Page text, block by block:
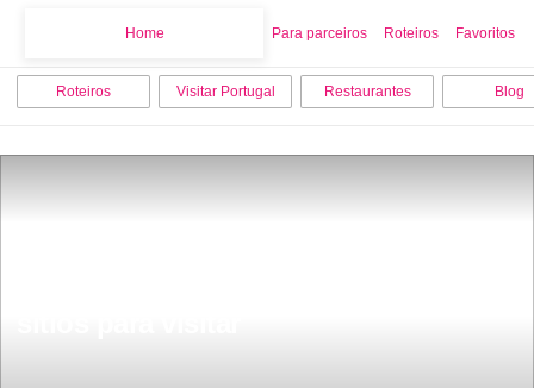
Home Para parceiros Roteiros Favoritos
Roteiros Visitar Portugal Restaurantes Blog